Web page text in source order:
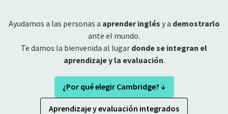
Ayudamos a las personas a aprender inglés y a demostrarlo
ante el mundo.
Te damos la bienvenida al lugar donde se integran el
‌‌aprendizaje y la evaluación.
¿Por qué elegir Cambridge? ↓
Aprendizaje y evaluación integrados